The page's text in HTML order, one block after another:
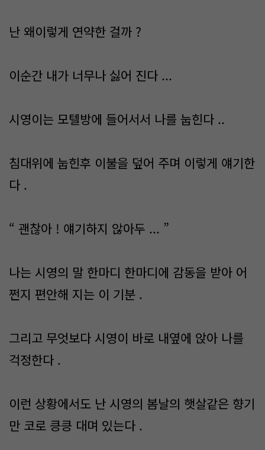
난 왜이렇게 연약한 걸까 ?
이순간 내가 너무나 싫어 진다 ...
시영이는 모텔방에 들어서서 나를 눕힌다 ..
침대위에 눕힌후 이불을 덮어 주며 이렇게 얘기한
다 .
“ 괜찮아 ! 얘기하지 않아두 ... ”
나는 시영의 말 한마디 한마디에 감동을 받아 어
쩐지 편안해 지는 이 기분 .
그리고 무엇보다 시영이 바로 내옆에 앉아 나를
걱정한다 .
이런 상황에서도 난 시영의 봄날의 햇살같은 향기
만 코로 킁킁 대며 있는다 .